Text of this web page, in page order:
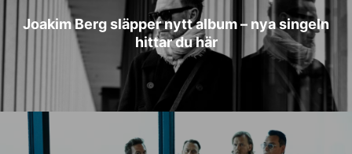
Joakim Berg släpper nytt album – nya singeln
hittar du här